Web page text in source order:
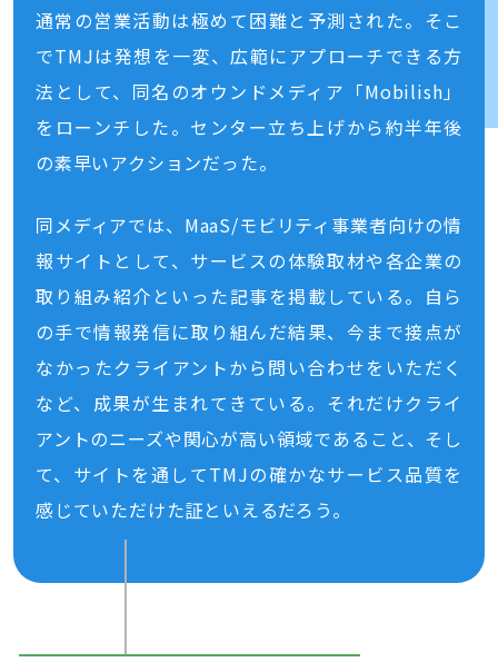
通常の営業活動は極めて困難と予測された。そこ
でTMJは発想を一変、広範にアプローチできる方
法として、同名のオウンドメディア「Mobilish」
をローンチした。センター立ち上げから約半年後
の素早いアクションだった。
同メディアでは、MaaS/モビリティ事業者向けの情
報サイトとして、サービスの体験取材や各企業の
取り組み紹介といった記事を掲載している。自ら
の手で情報発信に取り組んだ結果、今まで接点が
なかったクライアントから問い合わせをいただく
など、成果が生まれてきている。それだけクライ
アントのニーズや関心が高い領域であること、そし
て、サイトを通してTMJの確かなサービス品質を
感じていただけた証といえるだろう。